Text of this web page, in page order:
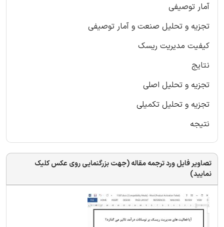
آمار توصیفی
تجزیه و تحلیل صنعت و آمار توصیفی
کیفیت مدیریت ریسک
نتایج
تجزیه و تحلیل اصلی
تجزیه و تحلیل تکمیلی
نتیجه
تصاویر فایل ورد ترجمه مقاله (جهت بزرگنمایی روی عکس کلیک
نمایید)